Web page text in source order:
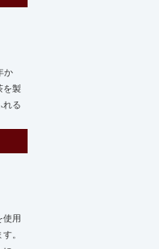
か
を製
れる
使用
。